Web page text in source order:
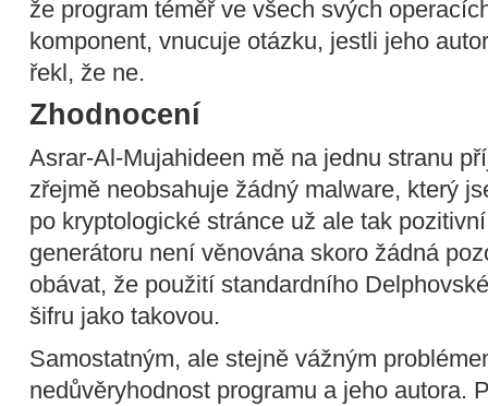
že program téměř ve všech svých
komponent, vnucuje otázku, jestli jeho
řekl, že ne.
Zhodnocení
Asrar-Al-Mujahideen mě na jednu stranu
zřejmě neobsahuje žádný malware, který
po kryptologické stránce už ale tak
generátoru není věnována skoro žádná
obávat, že použití standardního
šifru jako takovou.
Samostatným, ale stejně vážným
nedůvěryhodnost programu a jeho autora.